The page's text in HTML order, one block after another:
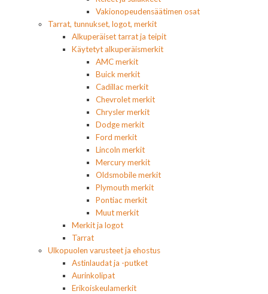
Vakionopeudensäätimen osat
Tarrat, tunnukset, logot, merkit
Alkuperäiset tarrat ja teipit
Käytetyt alkuperäismerkit
AMC merkit
Buick merkit
Cadillac merkit
Chevrolet merkit
Chrysler merkit
Dodge merkit
Ford merkit
Lincoln merkit
Mercury merkit
Oldsmobile merkit
Plymouth merkit
Pontiac merkit
Muut merkit
Merkit ja logot
Tarrat
Ulkopuolen varusteet ja ehostus
Astinlaudat ja -putket
Aurinkolipat
Erikoiskeulamerkit